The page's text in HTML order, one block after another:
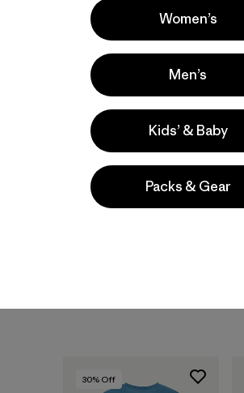
30% Off
30% Off
Women’s
Men’s
Kids’ & Baby
Packs & Gear